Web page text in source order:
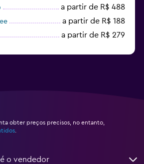
a partir de R$ 488
a partir de R$ 188
a partir de R$ 279
obter preços precisos, no entanto,
o vendedor